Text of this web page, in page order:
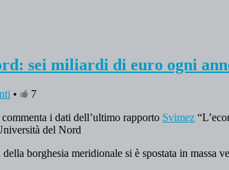
sei miliardi di euro ogni
•
7
i dati dell’ultimo rapporto Svimez
del Nord
borghesia meridionale si è spostata in